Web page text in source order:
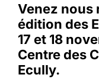
Venez nous
édition des
17 et 18
Centre des
Ecully.